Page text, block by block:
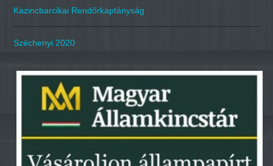
Kazincbarcikai Rendőrkaptányság
Széchenyi 2020